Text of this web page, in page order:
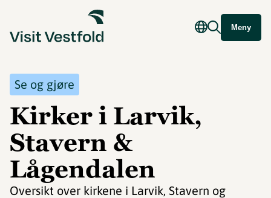
Meny
Se og gjøre
Kirker i Larvik,
Stavern &
Lågendalen
Oversikt over kirkene i Larvik, Stavern og